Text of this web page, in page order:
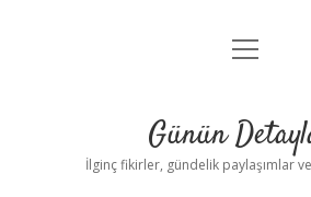
Gizlilik Politikası
Yasal Uyarı
menüyü
Günün
İlginç fikirler, gündelik paylaşımlar